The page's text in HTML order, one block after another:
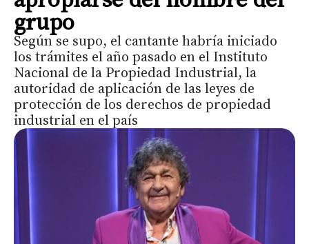
grupo
Según se supo, el cantante habría iniciado
los trámites el año pasado en el Instituto
Nacional de la Propiedad Industrial, la
autoridad de aplicación de las leyes de
protección de los derechos de propiedad
industrial en el país